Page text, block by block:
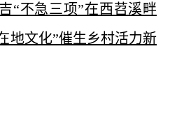
“不急三项”在西苕溪畔
地文化”催生乡村活力新